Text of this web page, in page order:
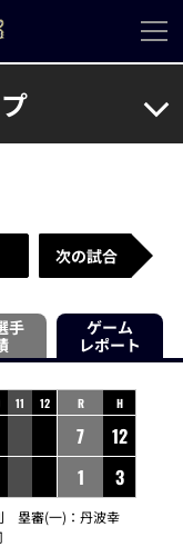
次の試合
手
ゲーム
レポート
11 12 R H
7
12
1
3
塁審(一)：丹波幸